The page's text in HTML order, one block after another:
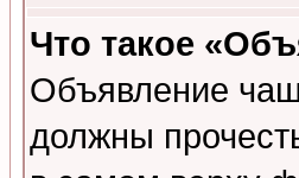
Что такое
Объявление
должны